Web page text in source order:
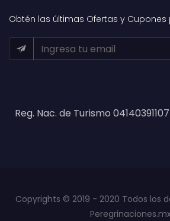
Obtén las últimas Ofertas y Cupones
Reg. Nac. de Turismo 04140391107
Copyrights © 2019 - 2020 Todos los